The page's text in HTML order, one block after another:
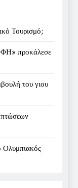
Τουρισμό;
προκάλεσε
του γιου